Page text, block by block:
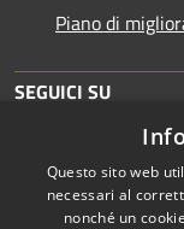
Piano di
SEGUICI SU
Questo sito web
necessari al
nonché un